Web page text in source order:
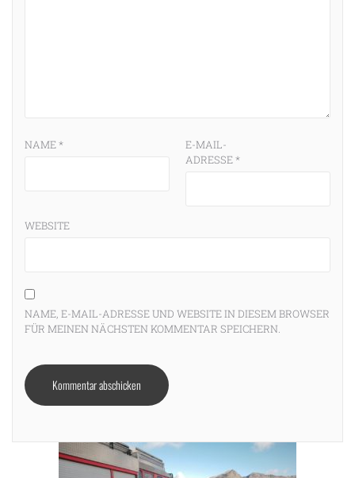
NAME*
E-MAIL-
ADRESSE*
WEBSITE
NAME, E-MAIL-ADRESSE UND WEBSITE IN DIESEM BROWSER
FÜR MEINEN NÄCHSTEN KOMMENTAR SPEICHERN.